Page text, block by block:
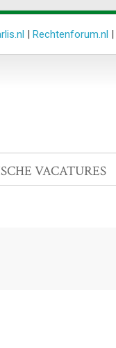
| Rechtenforum.nl |
VACATURES